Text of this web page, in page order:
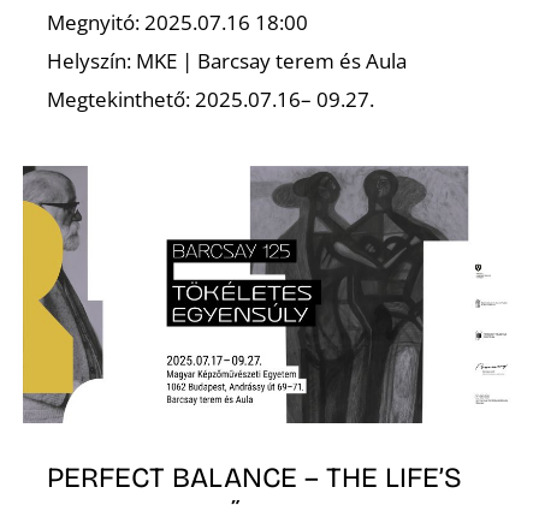
Megnyitó: 2025.07.16 18:00
Helyszín: MKE | Barcsay terem és Aula
Megtekinthető: 2025.07.16– 09.27.
PERFECT BALANCE – THE LIFE’S